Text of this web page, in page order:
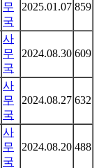
무
국
2025.01.07 859
사
무
국
2024.08.30 609
사
무
국
2024.08.27 632
사
무
국
2024.08.20 488